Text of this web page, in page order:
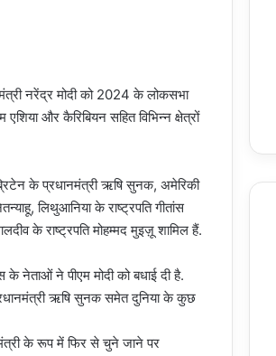
नरेंद्र मोदी को 2024 के लोकसभा
और कैरिबियन सहित विभिन्न क्षेत्रों
के प्रधानमंत्री ऋषि सुनक, अमेरिकी
लिथुआनिया के राष्ट्रपति गीतांस
के राष्ट्रपति मोहम्मद मुइज़ू शामिल हैं.
नेताओं ने पीएम मोदी को बधाई दी है.
ऋषि सुनक समेत दुनिया के कुछ
के रूप में फिर से चुने जाने पर